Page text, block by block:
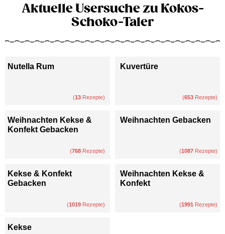
Aktuelle Usersuche zu Kokos-
Schoko-Taler
Nutella Rum
(13 Rezepte)
Kuvertüre
(653 Rezepte)
Weihnachten Kekse &
Konfekt Gebacken
(768 Rezepte)
Weihnachten Gebacken
(1087 Rezepte)
Kekse & Konfekt
Gebacken
(1019 Rezepte)
Weihnachten Kekse &
Konfekt
(1991 Rezepte)
Kekse